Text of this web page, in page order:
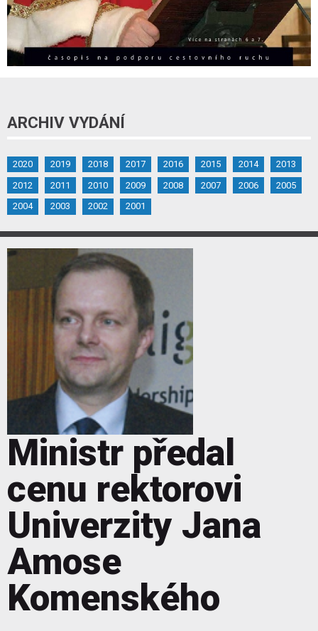
ARCHIV VYDÁNÍ
2020 2019 2018 2017 2016 2015 2014
2013
2012
2011 2010 2009 2008 2007 2006
2005
2004
2003 2002 2001
Ministr předal
cenu rektorovi
Univerzity Jana
Amose
Komenského